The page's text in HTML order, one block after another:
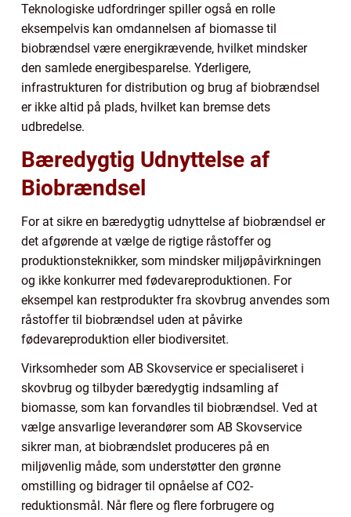
Teknologiske udfordringer spiller også en rolle
eksempelvis kan omdannelsen af biomasse til
biobrændsel være energikrævende, hvilket mindsker
den samlede energibesparelse. Yderligere,
infrastrukturen for distribution og brug af biobrændsel
er ikke altid på plads, hvilket kan bremse dets
udbredelse.
Bæredygtig Udnyttelse af
Biobrændsel
For at sikre en bæredygtig udnyttelse af biobrændsel er
det afgørende at vælge de rigtige råstoffer og
produktionsteknikker, som mindsker miljøpåvirkningen
og ikke konkurrer med fødevareproduktionen. For
eksempel kan restprodukter fra skovbrug anvendes som
råstoffer til biobrændsel uden at påvirke
fødevareproduktion eller biodiversitet.
Virksomheder som AB Skovservice er specialiseret i
skovbrug og tilbyder bæredygtig indsamling af
biomasse, som kan forvandles til biobrændsel. Ved at
vælge ansvarlige leverandører som AB Skovservice
sikrer man, at biobrændslet produceres på en
miljøvenlig måde, som understøtter den grønne
omstilling og bidrager til opnåelse af CO2-
reduktionsmål. Når flere og flere forbrugere og